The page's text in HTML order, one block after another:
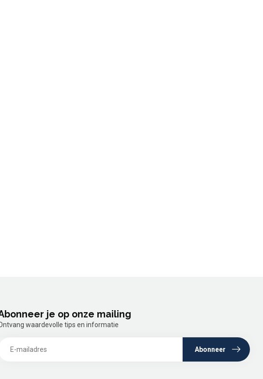
je op onze mailing
waardevolle tips en informatie
Abonneer